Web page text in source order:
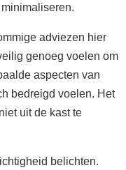
adviezen hier
genoeg voelen om
aspecten van
bedreigd voelen. Het
uit de kast te
belichten.